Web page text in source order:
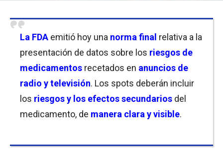
La FDA emitió hoy una norma final relativa a la
presentación de datos sobre los riesgos de
medicamentos recetados en anuncios de
radio y televisión. Los spots deberán incluir
los riesgos y los efectos secundarios del
medicamento, de manera clara y visible.